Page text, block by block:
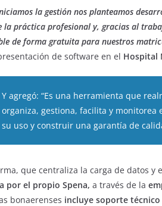
la gestión nos planteamos
la práctica profesional y, gracias al
de forma gratuita para nuestros
de software en el Hospital
Y agregó: “Es una herramienta que
organiza, gestiona, facilita y
su uso y construir una garantía de
que centraliza la carga de datos
por el propio Spena, a través de la
bonaerenses incluye soporte